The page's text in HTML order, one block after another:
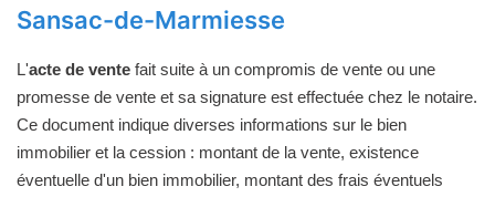
Sansac-de-Marmiesse
L'acte de vente fait suite à un compromis de vente ou une
promesse de vente et sa signature est effectuée chez le notaire.
Ce document indique diverses informations sur le bien
immobilier et la cession : montant de la vente, existence
éventuelle d'un bien immobilier, montant des frais éventuels